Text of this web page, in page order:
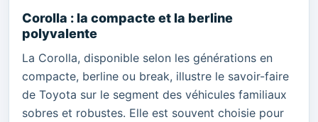
Corolla : la compacte et la berline
polyvalente
La Corolla, disponible selon les générations en
compacte, berline ou break, illustre le savoir-faire
de Toyota sur le segment des véhicules familiaux
sobres et robustes. Elle est souvent choisie pour